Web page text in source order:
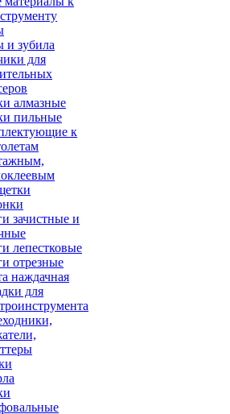
и зубила
для
алмазные
пильные
к
зачистные и
лепестковые
отрезные
наждачная
для